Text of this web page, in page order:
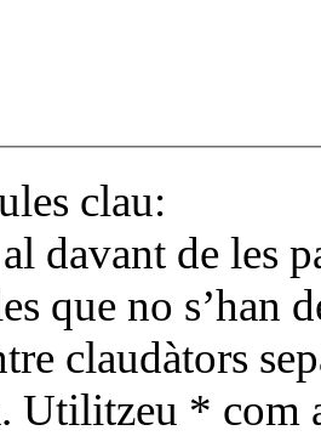
clau:
al davant de les
que no s’han
claudàtors
Utilitzeu * com